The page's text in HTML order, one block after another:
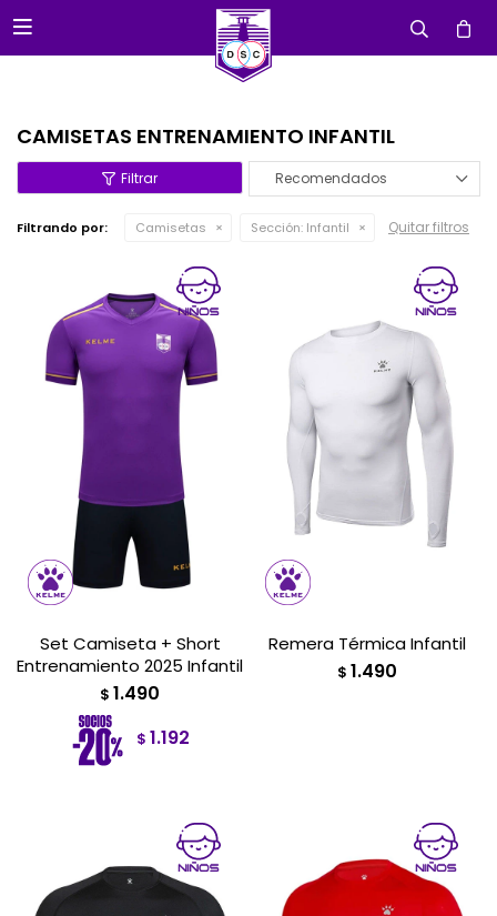

CAMISETAS ENTRENAMIENTO INFANTIL
Recomendados
Filtrando por: Camisetas Sección: Infantil Quitar filtros
Set Camiseta + Short
Entrenamiento 2025 Infantil
$ 1.490
$ 1.192
Remera Térmica Infantil
$ 1.490